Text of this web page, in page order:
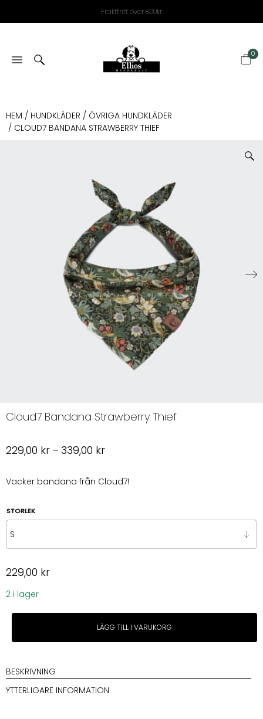
Fraktfritt över 800kr
0
HEM / HUNDKLÄDER / ÖVRIGA HUNDKLÄDER
/ CLOUD7 BANDANA STRAWBERRY THIEF
Cloud7 Bandana Strawberry Thief
229,00 kr – 339,00 krPrisintervall:
till
Vacker bandana från Cloud7!
STORLEK
229,00 kr
2 i lager
Cloud7
Strawberry
mängd
LÄGG TILL I VARUKORG
BESKRIVNING
YTTERLIGARE INFORMATION